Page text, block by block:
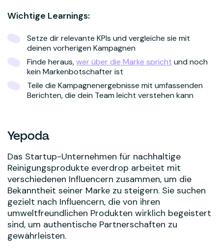
Wichtige Learnings:
Setze dir relevante KPIs und vergleiche sie mit
deinen vorherigen Kampagnen
Finde heraus,wer über die Marke spricht und noch
kein Markenbotschafter ist
Teile die Kampagnenergebnisse mit umfassenden
Berichten, die dein Team leicht verstehen kann
Yepoda
Das Startup-Unternehmen für nachhaltige
Reinigungsprodukte everdrop arbeitet mit
verschiedenen Influencern zusammen, um die
Bekanntheit seiner Marke zu steigern. Sie suchen
gezielt nach Influencern, die von ihren
umweltfreundlichen Produkten wirklich begeistert
sind, um authentische Partnerschaften zu
gewährleisten.